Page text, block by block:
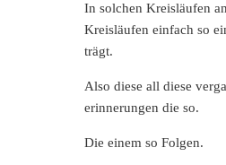
In solchen Kreisläufen
Kreisläufen einfach so
trägt.
Also diese all diese
erinnerungen die so.
Die einem so Folgen.